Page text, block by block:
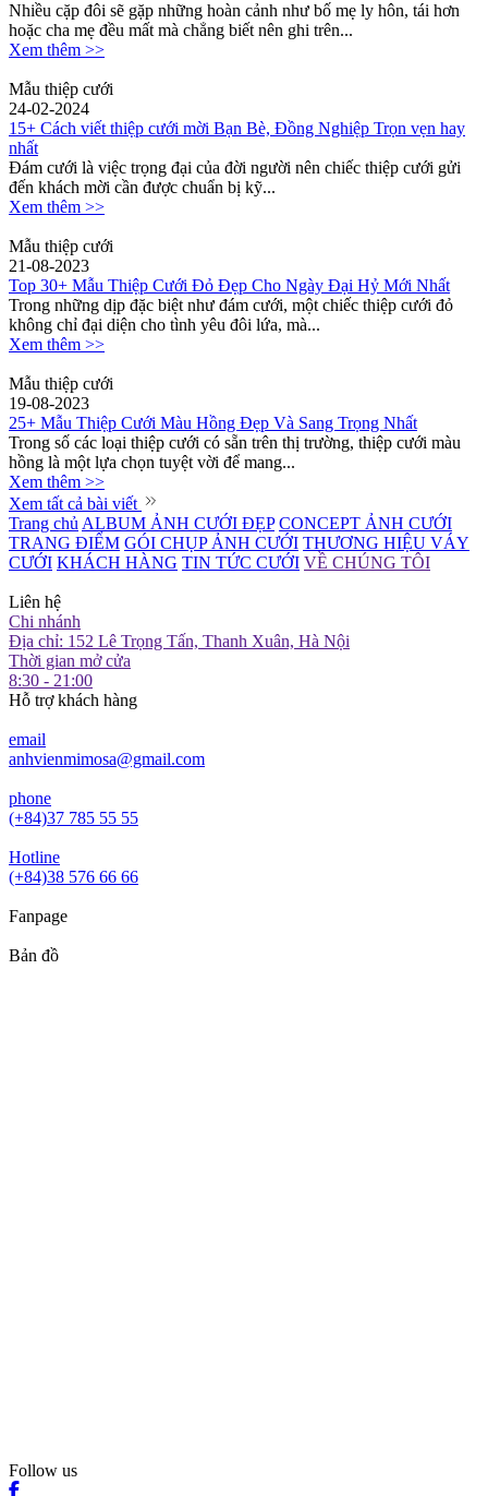
Nhiều cặp đôi sẽ gặp những hoàn cảnh như bố mẹ ly hôn, tái hơn
hoặc cha mẹ đều mất mà chẳng biết nên ghi trên...
Xem thêm >>
Mẫu thiệp cưới
24-02-2024
15+ Cách viết thiệp cưới mời Bạn Bè, Đồng Nghiệp Trọn vẹn hay
nhất
Đám cưới là việc trọng đại của đời người nên chiếc thiệp cưới gửi
đến khách mời cần được chuẩn bị kỹ...
Xem thêm >>
Mẫu thiệp cưới
21-08-2023
Top 30+ Mẫu Thiệp Cưới Đỏ Đẹp Cho Ngày Đại Hỷ Mới Nhất
Trong những dịp đặc biệt như đám cưới, một chiếc thiệp cưới đỏ
không chỉ đại diện cho tình yêu đôi lứa, mà...
Xem thêm >>
Mẫu thiệp cưới
19-08-2023
25+ Mẫu Thiệp Cưới Màu Hồng Đẹp Và Sang Trọng Nhất
Trong số các loại thiệp cưới có sẵn trên thị trường, thiệp cưới màu
hồng là một lựa chọn tuyệt vời để mang...
Xem thêm >>
Xem tất cả bài viết
Trang chủ ALBUM ẢNH CƯỚI ĐẸP CONCEPT ẢNH CƯỚI
TRANG ĐIỂM GÓI CHỤP ẢNH CƯỚI THƯƠNG HIỆU VÁY
CƯỚI KHÁCH HÀNG TIN TỨC CƯỚI VỀ CHÚNG TÔI
Liên hệ
Chi nhánh
Địa chỉ: 152 Lê Trọng Tấn, Thanh Xuân, Hà Nội
Thời gian mở cửa
8:30 - 21:00
Hỗ trợ khách hàng
email
anhvienmimosa@gmail.com
phone
(+84)37 785 55 55
Hotline
(+84)38 576 66 66
Fanpage
Bản đồ
Follow us